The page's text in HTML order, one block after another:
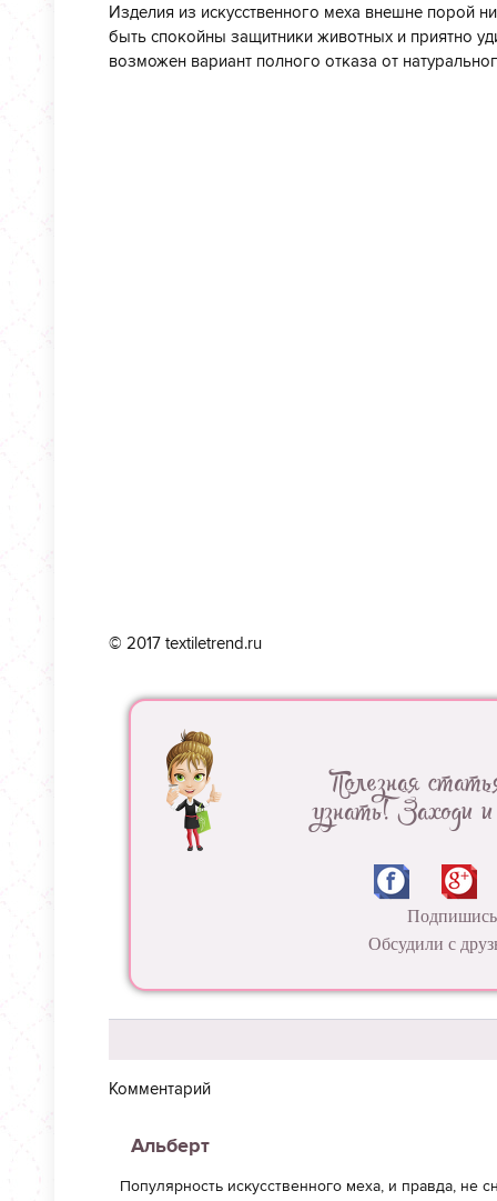
Изделия из искусственного меха внешне порой
быть спокойны защитники животных и приятно
возможен вариант полного отказа от
© 2017 textiletrend.ru
Полезная
узнать! Заходи и
Подпишись
Обсудили с
Комментарий
Альберт
Популярность искусственного меха, и правда, не